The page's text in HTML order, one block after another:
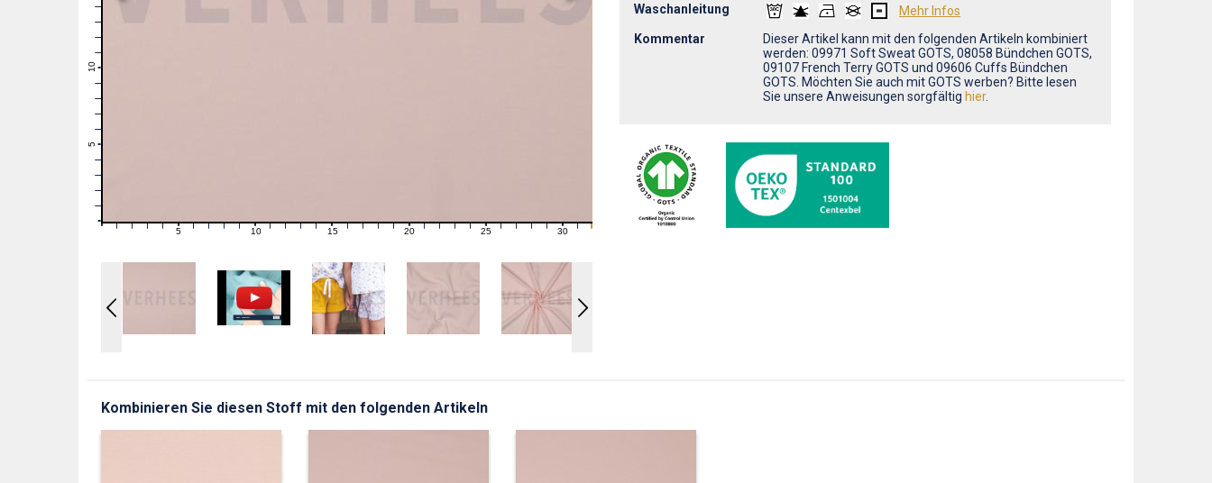
10
11
12
13
14
1 2 3 4 6 7 8 9 11 12 13 14 16 17 18 19 21 22 23 24 26 27 28 29 31
Waschanleitung
Mehr Infos
Kommentar
Dieser Artikel kann mit den folgenden Artikeln kombiniert
werden: 09971 Soft Sweat GOTS, 08058 Bündchen GOTS,
09107 French Terry GOTS und 09606 Cuffs Bündchen
GOTS. Möchten Sie auch mit GOTS werben? Bitte lesen
Sie unsere Anweisungen sorgfältig hier.
Kombinieren Sie diesen Stoff mit den folgenden Artikeln